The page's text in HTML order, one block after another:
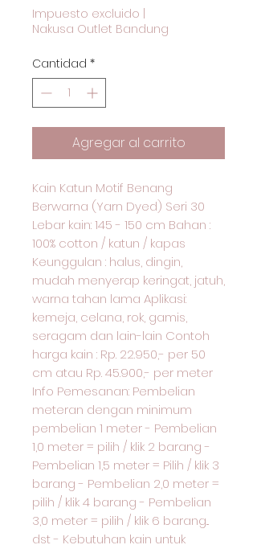
Impuesto excluido
Nakusa Outlet Bandung
Cantidad *
Agregar al carrito
Kain Katun Motif Benang
Berwarna (Yarn Dyed) Seri 30
Lebar kain: 145 - 150 cm Bahan :
100% cotton / katun / kapas
Keunggulan : halus, dingin,
mudah menyerap keringat, jatuh,
warna tahan lama Aplikasi:
kemeja, celana, rok, gamis,
seragam dan lain-lain Contoh
harga kain : Rp. 22.950,- per 50
cm atau Rp. 45.900,- per meter
Info Pemesanan: Pembelian
meteran dengan minimum
pembelian 1 meter - Pembelian
1,0 meter = pilih / klik 2 barang -
Pembelian 1,5 meter = Pilih / klik 3
barang - Pembelian 2,0 meter =
pilih / klik 4 barang - Pembelian
3,0 meter = pilih / klik 6 barang...
dst - Kebutuhan kain untuk